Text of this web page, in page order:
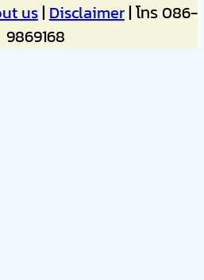
us|Disclaimer| โทร 086-
9869168